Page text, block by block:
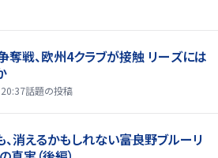
奪戦、欧州4クラブが接触 リーズには
話題の投稿
消えるかもしれない――富良野ブルーリ